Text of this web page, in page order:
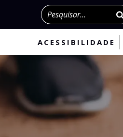
Pesquisar
ACESSIBILIDADE